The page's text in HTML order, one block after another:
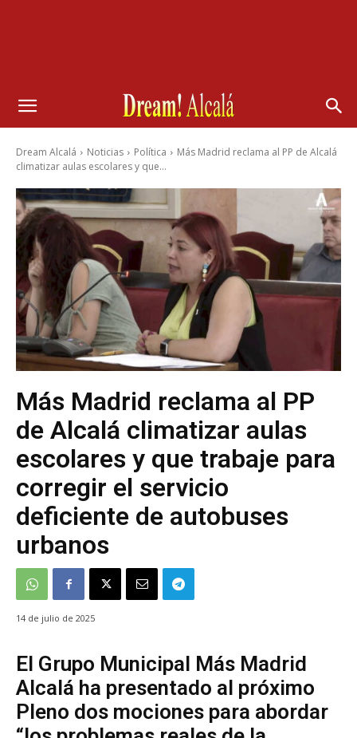
Dream Alcalá Noticias Política
Más Madrid reclama al PP de Alcalá
climatizar aulas escolares y que...
Más Madrid reclama al PP
de Alcalá climatizar aulas
escolares y que trabaje para
corregir el servicio
deficiente de autobuses
urbanos
14 de julio de 2025
El Grupo Municipal Más Madrid
Alcalá ha presentado al próximo
Pleno dos mociones para abordar